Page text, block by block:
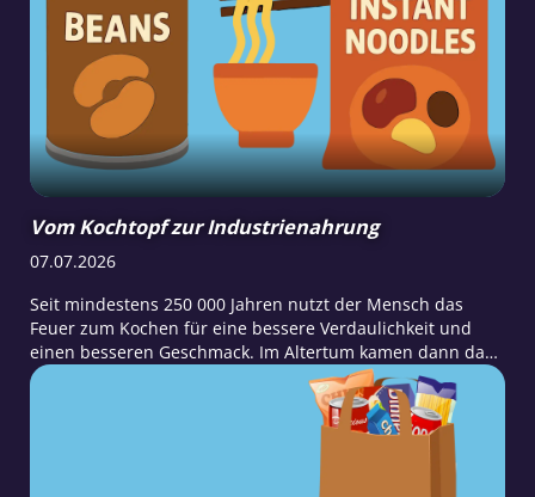
Vom Kochtopf zur Industrienahrung
07.07.2026
Seit mindestens 250 000 Jahren nutzt der Mensch das
Feuer zum Kochen für eine bessere Verdaulichkeit und
einen besseren Geschmack. Im Altertum kamen dann das
Einlegen und Fermentieren von Gemüse, Salzen und
Räuchern von Fleisch wie Fisch und die Herstellung…